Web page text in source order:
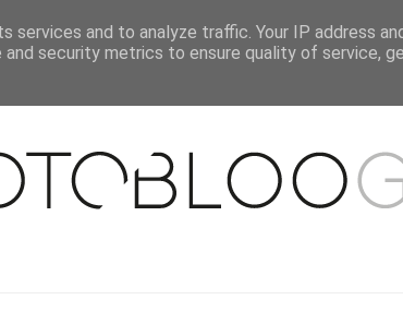
WSPÓŁPRACA MOJE MIESZKANIE
services and to analyze traffic. Your IP address
security metrics to ensure quality of service,